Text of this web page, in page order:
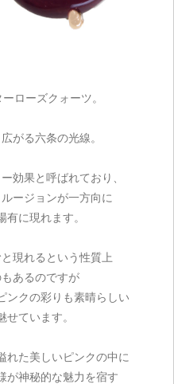
ローズクォーツ。
がる六条の光線。
効果と呼ばれており、
ージョンが一方向に
に現れます。
現れるという性質上
あるのですが
ンクの彩りも素晴らしい
せています。
れた美しいピンクの中に
が神秘的な魅力を宿す